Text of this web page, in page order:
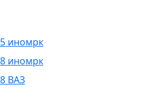
иномрк
иномрк
ВАЗ